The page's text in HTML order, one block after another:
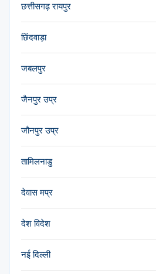
छत्तीसगढ़ रायपुर
छिंदवाड़ा
जबलपुर
जैनपुर उप्र
जौनपुर उप्र
तामिलनाडु
देवास मप्र
देश विदेश
नई दिल्ली